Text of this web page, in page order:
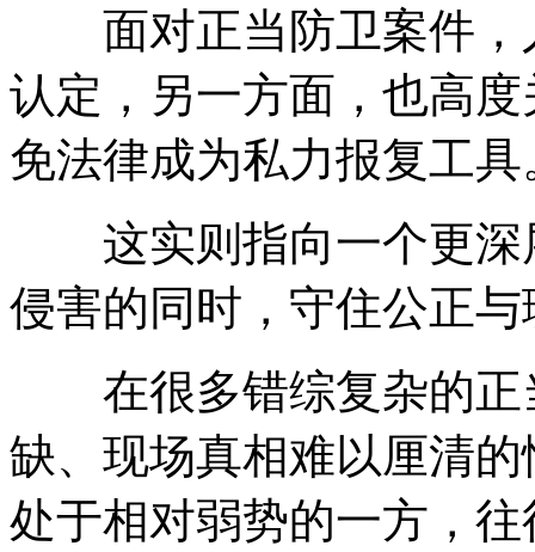
面对正当防卫案件，
认定，另一方面，也高
免法律成为私力报复工具
这实则指向一个更深
侵害的同时，守住公正
在很多错综复杂的正
缺、现场真相难以厘清
处于相对弱势的一方，